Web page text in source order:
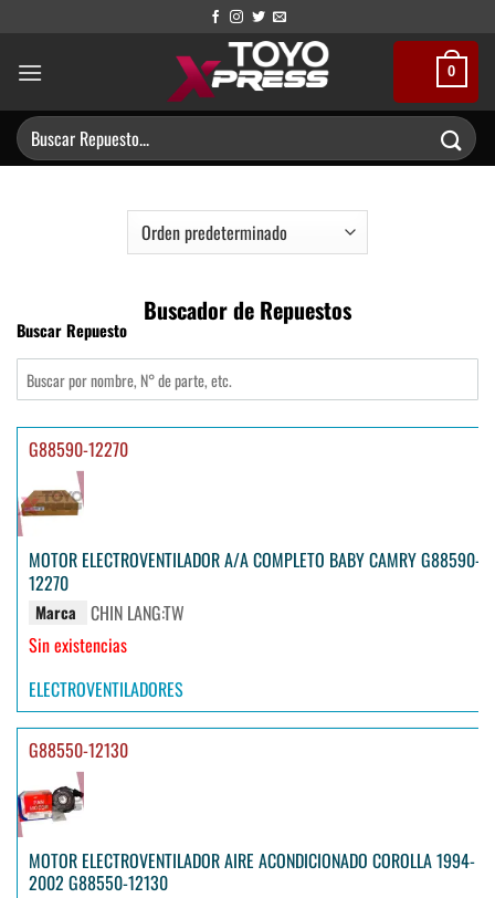
contenido
0
Buscar
por:
Buscador de Repuestos
Buscar Repuesto
G88590-12270
MOTOR ELECTROVENTILADOR A/A COMPLETO BABY CAMRY G88590-
12270
Marca
CHIN LANG:TW
Sin existencias
ELECTROVENTILADORES
G88550-12130
MOTOR ELECTROVENTILADOR AIRE ACONDICIONADO COROLLA 1994-
2002 G88550-12130